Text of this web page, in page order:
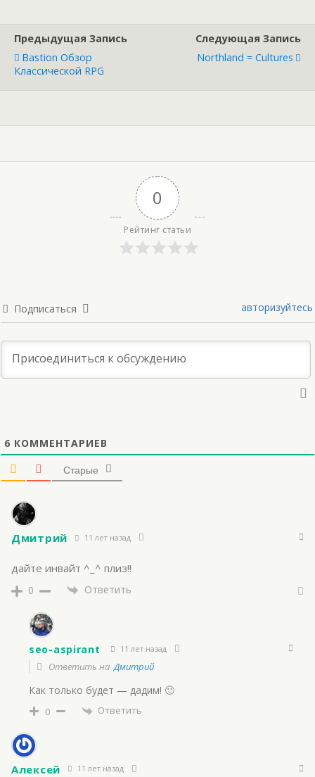
Предыдущая Запись
Bastion Обзор
Классической RPG
Следующая Запись
Northland = Cultures
0
Рейтинг статьи
Подписаться авторизуйтесь
6 КОММЕНТАРИЕВ
Старые
Дмитрий 11 лет назад
дайте инвайт ^_^ плиз!!
0 Ответить
seo-aspirant 11 лет назад
Ответить наДмитрий
Как только будет — дадим! 🙂
0 Ответить
Алексей 11 лет назад